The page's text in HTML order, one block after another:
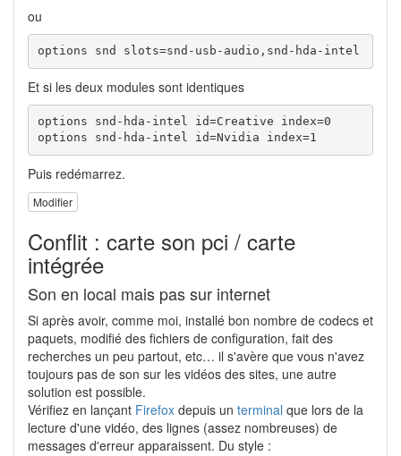
ou
options snd slots=snd-usb-audio,snd-hda-intel
Et si les deux modules sont identiques
options snd-hda-intel id=Creative index=0
options snd-hda-intel id=Nvidia index=1
Puis redémarrez.
Modifier
Conflit : carte son pci / carte
intégrée
Son en local mais pas sur internet
Si après avoir, comme moi, installé bon nombre de codecs et
paquets, modifié des fichiers de configuration, fait des
recherches un peu partout, etc… il s'avère que vous n'avez
toujours pas de son sur les vidéos des sites, une autre
solution est possible.
Vérifiez en lançant Firefox depuis un terminal que lors de la
lecture d'une vidéo, des lignes (assez nombreuses) de
messages d'erreur apparaissent. Du style :